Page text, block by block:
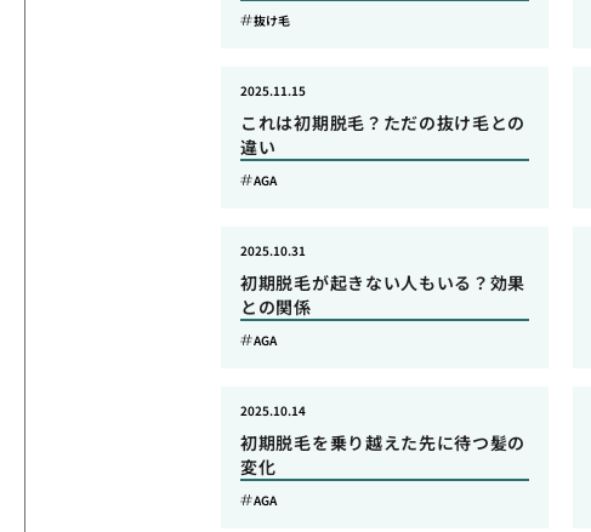
抜け毛
これは初期脱毛？ただの抜け毛との
違い
2025.11.15
AGA
初期脱毛が起きない人もいる？効果
との関係
2025.10.31
AGA
初期脱毛を乗り越えた先に待つ髪の
変化
2025.10.14
AGA